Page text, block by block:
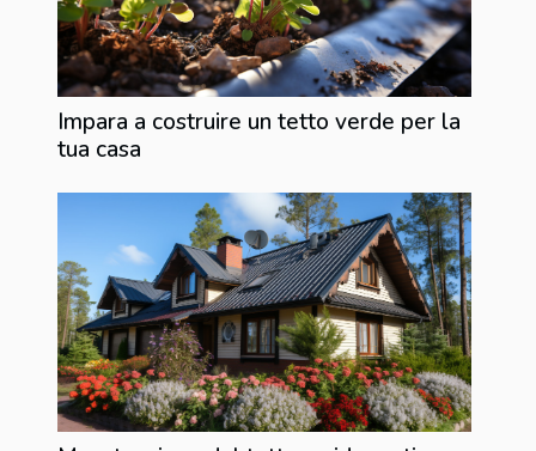
Impara a costruire un tetto verde per la
tua casa